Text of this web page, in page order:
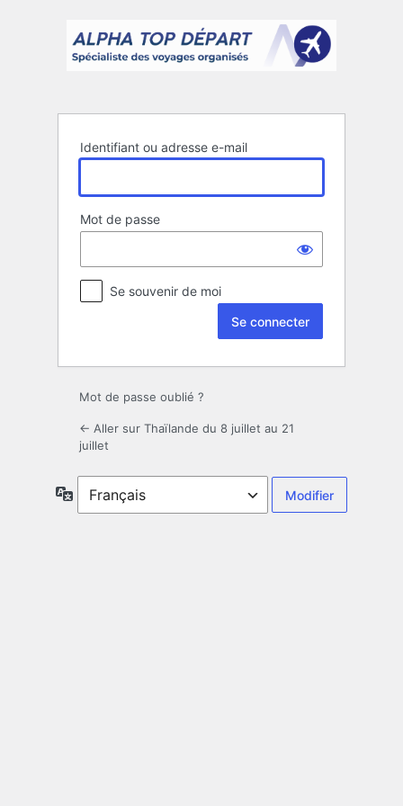
connecter
Identifiant ou adresse e-mail
Mot de passe
Se souvenir de moi
Mot de passe oublié ?
← Aller sur Thaïlande du 8 juillet au 21
juillet
Langue